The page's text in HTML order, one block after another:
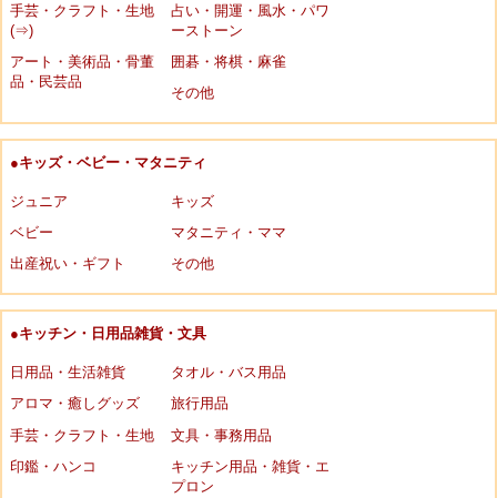
手芸・クラフト・生地
(⇒)
占い・開運・風水・パワ
ーストーン
アート・美術品・骨董
品・民芸品
囲碁・将棋・麻雀
その他
●キッズ・ベビー・マタニティ
ジュニア
キッズ
ベビー
マタニティ・ママ
出産祝い・ギフト
その他
●キッチン・日用品雑貨・文具
日用品・生活雑貨
タオル・バス用品
アロマ・癒しグッズ
旅行用品
手芸・クラフト・生地
文具・事務用品
印鑑・ハンコ
キッチン用品・雑貨・エ
プロン